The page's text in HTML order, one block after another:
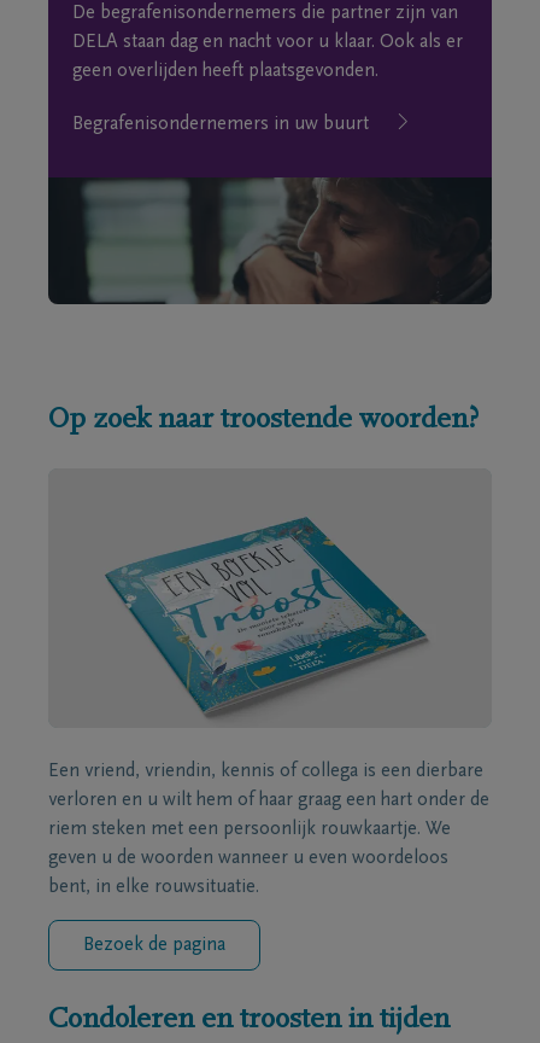
De begrafenisondernemers die partner zijn van
DELA staan dag en nacht voor u klaar. Ook als er
geen overlijden heeft plaatsgevonden.
Begrafenisondernemers in uw buurt
Op zoek naar troostende woorden?
Een vriend, vriendin, kennis of collega is een dierbare
verloren en u wilt hem of haar graag een hart onder de
riem steken met een persoonlijk rouwkaartje. We
geven u de woorden wanneer u even woordeloos
bent, in elke rouwsituatie.
Bezoek de pagina
Condoleren en troosten in tijden